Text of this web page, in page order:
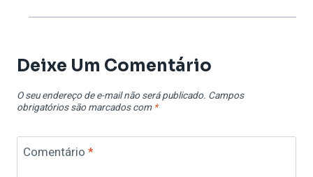
Deixe Um Comentário
O seu endereço de e-mail não será publicado. Campos
obrigatórios são marcados com *
Comentário *